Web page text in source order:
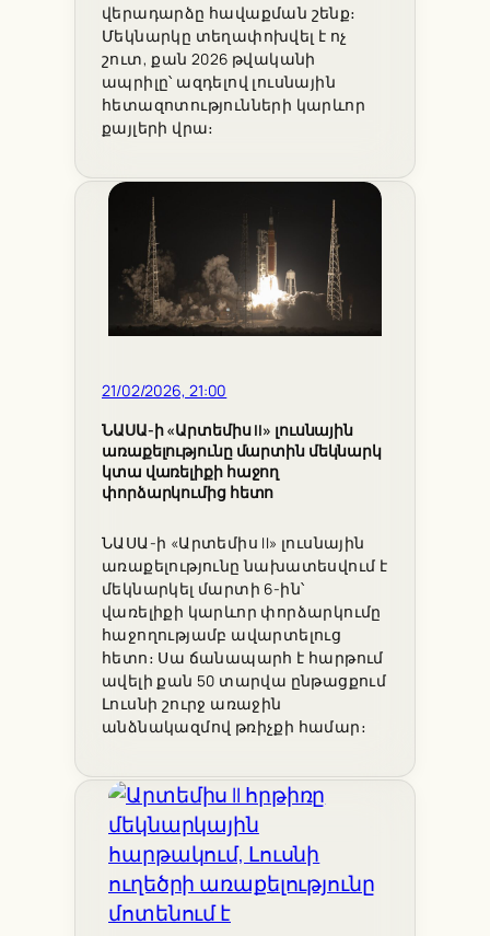
վերադարձը հավաքման շենք։
Մեկնարկը տեղափոխվել է ոչ
շուտ, քան 2026 թվականի
ապրիլը՝ ազդելով լուսնային
հետազոտությունների կարևոր
քայլերի վրա։
21/02/2026, 21:00
ՆԱՍԱ-ի «Արտեմիս II» լուսնային
առաքելությունը մարտին մեկնարկ
կտա վառելիքի հաջող
փորձարկումից հետո
ՆԱՍԱ-ի «Արտեմիս II» լուսնային
առաքելությունը նախատեսվում է
մեկնարկել մարտի 6-ին՝
վառելիքի կարևոր փորձարկումը
հաջողությամբ ավարտելուց
հետո։ Սա ճանապարհ է հարթում
ավելի քան 50 տարվա ընթացքում
Լուսնի շուրջ առաջին
անձնակազմով թռիչքի համար։